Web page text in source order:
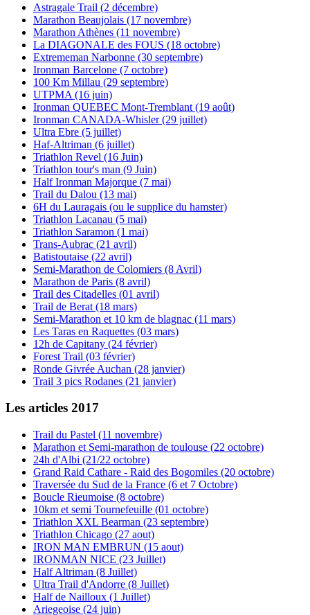
Astragale Trail (2 décembre)
Marathon Beaujolais (17 novembre)
Marathon Athènes (11 novembre)
La DIAGONALE des FOUS (18 octobre)
Extrememan Narbonne (30 septembre)
Ironman Barcelone (7 octobre)
100 Km Millau (29 septembre)
UTPMA (16 juin)
Ironman QUEBEC Mont-Tremblant (19 août)
Ironman CANADA-Whisler (29 juillet)
Ultra Ebre (5 juillet)
Haf-Altriman (6 juillet)
Triathlon Revel (16 Juin)
Triathlon tour's man (9 Juin)
Half Ironman Majorque (7 mai)
Trail du Dalou (13 mai)
6H du Lauragais (ou le supplice du hamster)
Triathlon Lacanau (5 mai)
Triathlon Saramon (1 mai)
Trans-Aubrac (21 avril)
Batistoutaise (22 avril)
Semi-Marathon de Colomiers (8 Avril)
Marathon de Paris (8 avril)
Trail des Citadelles (01 avril)
Trail de Berat (18 mars)
Semi-Marathon et 10 km de blagnac (11 mars)
Les Taras en Raquettes (03 mars)
12h de Capitany (24 février)
Forest Trail (03 février)
Ronde Givrée Auchan (28 janvier)
Trail 3 pics Rodanes (21 janvier)
Les articles 2017
Trail du Pastel (11 novembre)
Marathon et Semi-marathon de toulouse (22 octobre)
24h d'Albi (21/22 octobre)
Grand Raid Cathare - Raid des Bogomiles (20 octobre)
Traversée du Sud de la France (6 et 7 Octobre)
Boucle Rieumoise (8 octobre)
10km et semi Tournefeuille (01 octobre)
Triathlon XXL Bearman (23 septembre)
Triathlon Chicago (27 aout)
IRON MAN EMBRUN (15 aout)
IRONMAN NICE (23 Juillet)
Half Altriman (8 Juillet)
Ultra Trail d'Andorre (8 Juillet)
Half de Nailloux (1 Juillet)
Ariegeoise (24 juin)